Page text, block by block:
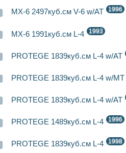
MX-6 2497куб.см V-6 w/AT 1996
MX-6 1991куб.см L-4 1993
PROTEGE 1839куб.см L-4 w/AT
PROTEGE 1839куб.см L-4 w/MT
PROTEGE 1839куб.см L-4 w/AT
PROTEGE 1489куб.см L-4 1996
PROTEGE 1839куб.см L-4 1998